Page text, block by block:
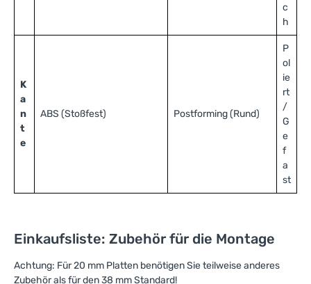
c
h
K
a
n
t
e
ABS (Stoßfest) Postforming (Rund)
P
ol
ie
rt
/
G
e
f
a
st
Einkaufsliste: Zubehör für die Montage
Achtung: Für 20 mm Platten benötigen Sie teilweise anderes
Zubehör als für den 38 mm Standard!